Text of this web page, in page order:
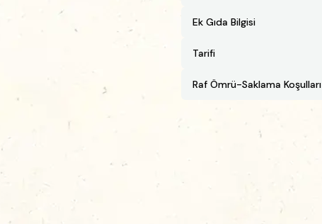
Ek Gıda Bilgisi
Tarifi
Raf Ömrü-Saklama Koşulları